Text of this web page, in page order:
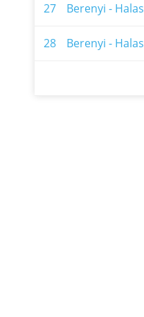
27 Berenyi - Halas
28 Berenyi - Halas